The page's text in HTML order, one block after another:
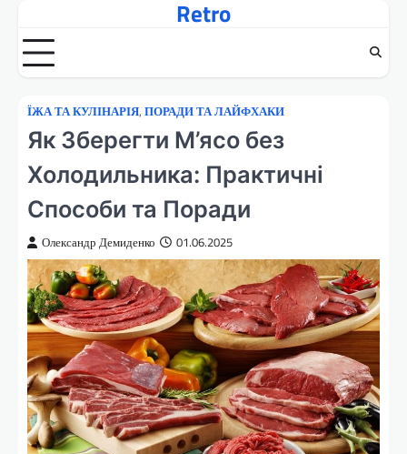
вмісту
Retro
ЇЖА ТА КУЛІНАРІЯ, ПОРАДИ ТА ЛАЙФХАКИ
Як Зберегти М’ясо без
Холодильника: Практичні
Способи та Поради
Олександр Демиденко 01.06.2025